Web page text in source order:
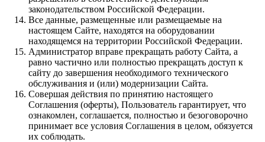
законодательством Российской Федерации.
Все данные, размещенные или размещаемые на
настоящем Сайте, находятся на оборудовании
находящемся на территории Российской Федерации.
Администратор вправе прекращать работу Сайта, а
равно частично или полностью прекращать доступ к
сайту до завершения необходимого технического
обслуживания и (или) модернизации Сайта.
Совершая действия по принятию настоящего
Соглашения (оферты), Пользователь гарантирует, что
ознакомлен, соглашается, полностью и безоговорочно
принимает все условия Соглашения в целом, обязуется
их соблюдать.